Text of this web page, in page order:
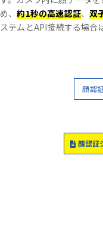
め、約1秒の高速認証、双
ステムとAPI接続する場合
顔認
顔認証